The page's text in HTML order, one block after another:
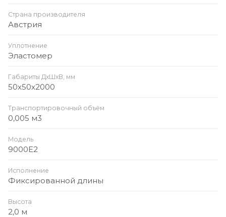
Страна производителя
Австрия
Уплотнение
Эластомер
Габариты ДхШхВ, мм
50х50х2000
Транспортировочный объём
0,005 м3
Модель
9000E2
Исполнение
Фиксированной длины
Высота
2,0 м